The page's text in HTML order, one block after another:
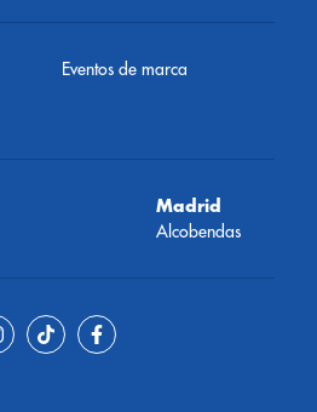
Eventos de marca
Madrid
Alcobendas